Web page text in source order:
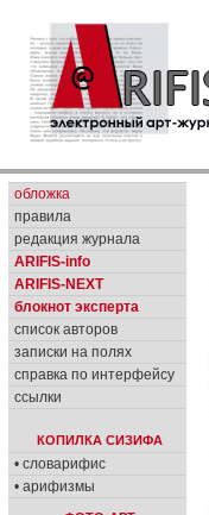
обложка
правила
редакция журнала
ARIFIS-info
ARIFIS-NEXT
блокнот эксперта
список авторов
записки на полях
справка по интерфейсу
ссылки
КОПИЛКА СИЗИФА
• словарифис
• арифизмы